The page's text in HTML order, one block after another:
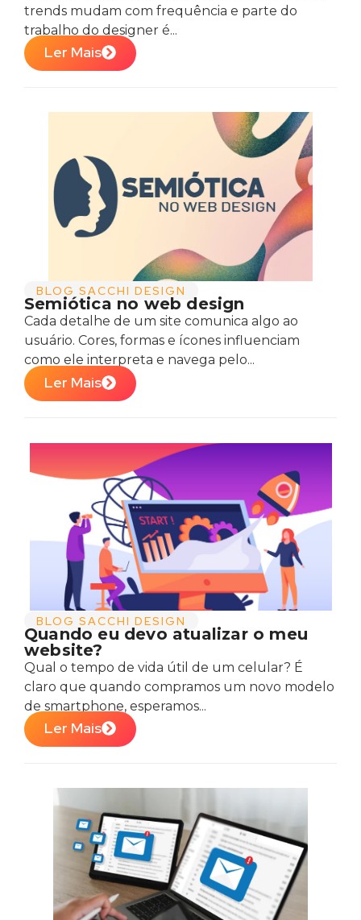
trends mudam com frequência e parte do
trabalho do designer é...
Ler Mais
BLOG SACCHI DESIGN
Semiótica no web design
Cada detalhe de um site comunica algo ao
usuário. Cores, formas e ícones influenciam
como ele interpreta e navega pelo...
Ler Mais
BLOG SACCHI DESIGN
Quando eu devo atualizar o meu
website?
Qual o tempo de vida útil de um celular? É
claro que quando compramos um novo modelo
de smartphone, esperamos...
Ler Mais